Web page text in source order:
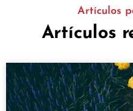
Artículos
Artículos